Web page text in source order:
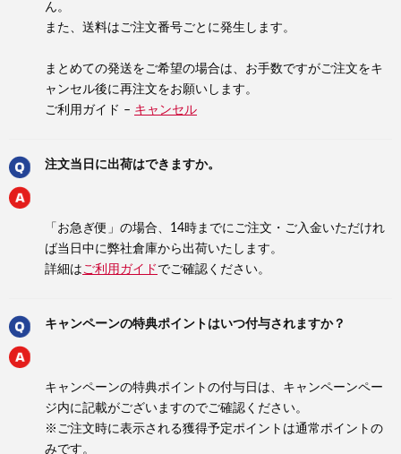
ん。
また、送料はご注文番号ごとに発生します。
まとめての発送をご希望の場合は、お手数ですがご注文をキ
ャンセル後に再注文をお願いします。
ご利用ガイド – キャンセル
注文当日に出荷はできますか。
「お急ぎ便」の場合、14時までにご注文・ご入金いただけれ
ば当日中に弊社倉庫から出荷いたします。
詳細はご利用ガイド でご確認ください。
キャンペーンの特典ポイントはいつ付与されますか？
キャンペーンの特典ポイントの付与日は、キャンペーンペー
ジ内に記載がございますのでご確認ください。
※ご注文時に表示される獲得予定ポイントは通常ポイントの
みです。